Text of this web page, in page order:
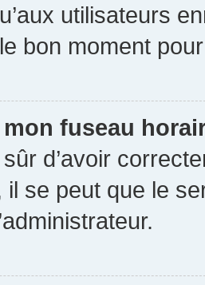
utilisateurs
bon moment
mon fuseau
d’avoir
il se peut que le